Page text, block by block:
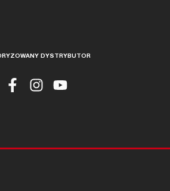
DYSTRYBUTOR